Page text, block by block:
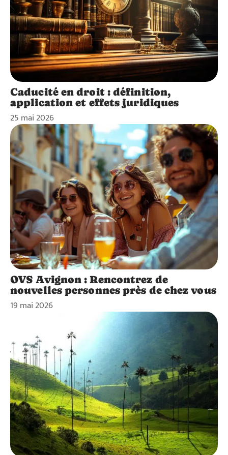
Caducité en droit : définition,
application et effets juridiques
25 mai 2026
OVS Avignon : Rencontrez de
nouvelles personnes près de chez vous
19 mai 2026